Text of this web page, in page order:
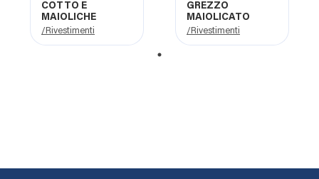
COTTO E
MAIOLICHE
/Rivestimenti
GREZZO
MAIOLICATO
/Rivestimenti
1